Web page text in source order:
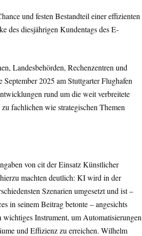
und festen Bestandteil einer effizienten
des diesjährigen Kundentags des E-
Landesbehörden, Rechenzentren und
2025 am Stuttgarter Flughafen
rund um die weit verbreitete
fachlichen wie strategischen Themen
von cit der Einsatz Künstlicher
machten deutlich: KI wird in der
Szenarien umgesetzt und ist –
in seinem Beitrag betonte – angesichts
Instrument, um Automatisierungen
und Effizienz zu erreichen. Wilhelm